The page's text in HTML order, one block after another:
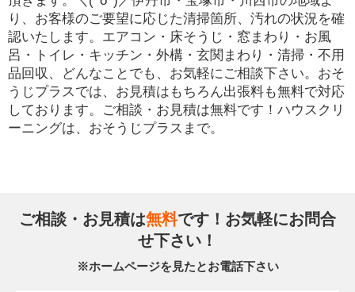
り、お客様のご要望に応じた清掃箇所、汚れの状況を確
認いたします。エアコン・床そうじ・窓まわり・お風
呂・トイレ・キッチン・外構・玄関まわり・清掃・不用
品回収、どんなことでも、お気軽にご相談下さい。おそ
うじプラスでは、お見積はもちろん出張料も無料で対応
しております。ご相談・お見積は無料です！ハウスクリ
ーニングは、おそうじプラスまで。
ご相談・お見積は無料です！お気軽にお問合
せ下さい！
※ホームページを見たとお電話下さい